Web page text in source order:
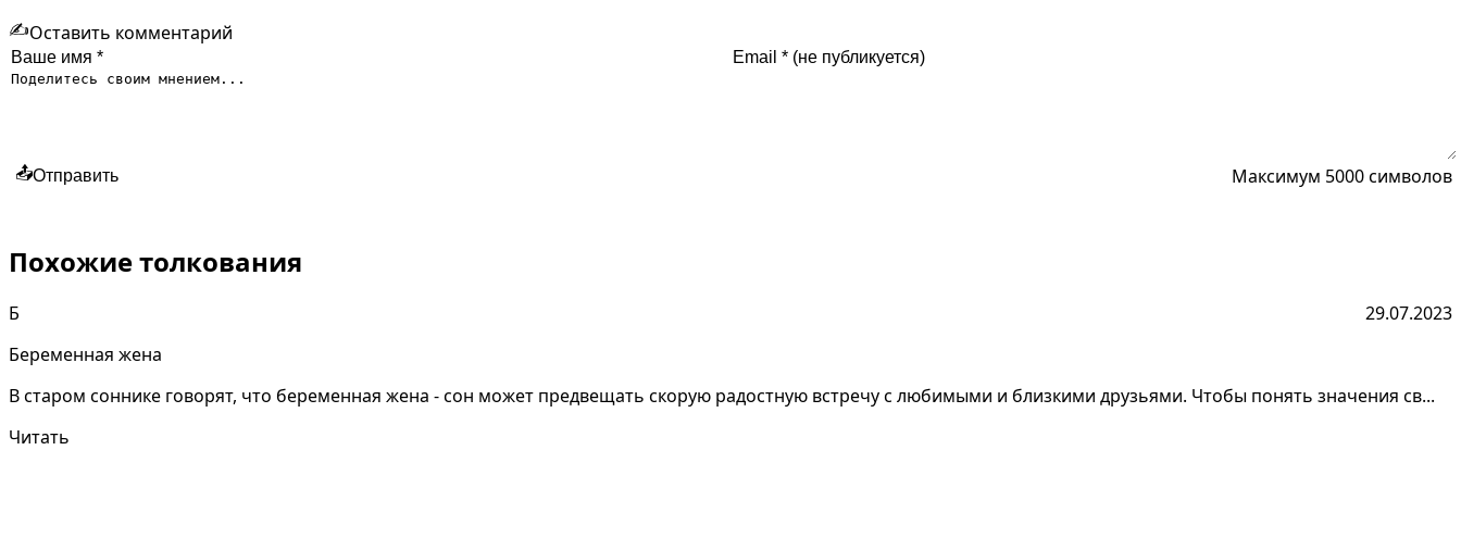
✍️Оставить комментарий
📤Отправить Максимум 5000 символов
Похожие толкования
Б
29.07.2023
Беременная жена
В старом соннике говорят, что беременная жена - сон может предвещать скорую радостную встречу с любимыми и близкими друзьями. Чтобы понять значения св...
Читать